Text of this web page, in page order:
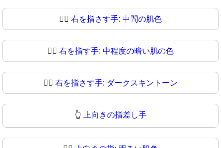
👉🏽 右を指さす手: 中間の肌色
👉🏾 右を指す手: 中程度の暗い肌の色
👉🏿 右を指さす手: ダークスキントーン
👆 上向きの指差し手